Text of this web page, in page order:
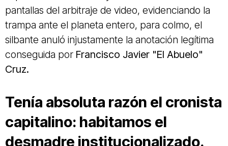
pantallas del arbitraje de video, evidenciando la
trampa ante el planeta entero, para colmo, el
silbante anuló injustamente la anotación legítima
conseguida por Francisco Javier "El Abuelo"
Cruz.
Tenía absoluta razón el cronista
capitalino: habitamos el
desmadre institucionalizado.